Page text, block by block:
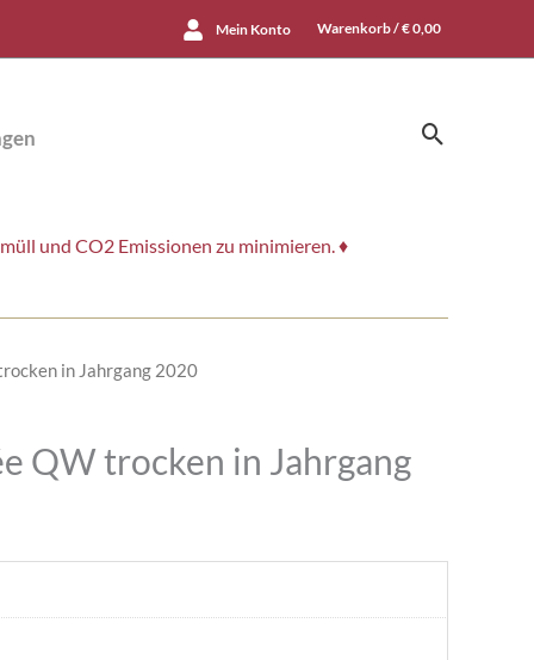
Mein Konto Warenkorb /€0,00
Suchen
und CO2 Emissionen zu minimieren. ♦
in Jahrgang 2020
QW trocken in Jahrgang